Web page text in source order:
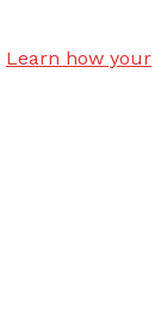
Learn how your